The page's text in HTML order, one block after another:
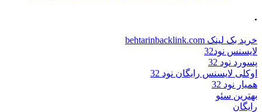
.
خرید بک لینک behtarinbacklink.com
لایسنس نود32
پسورد نود 32
اوکلی لایسنس رایگان نود 32
همیار نود 32
بهترین سئو
رایگان